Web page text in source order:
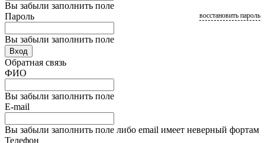
Вы забыли заполнить поле
Пароль
Вы забыли заполнить поле
восстановить пароль
Вход
Обратная связь
ФИО
Вы забыли заполнить поле
E-mail
Вы забыли заполнить поле либо email имеет неверный фортам
Телефон